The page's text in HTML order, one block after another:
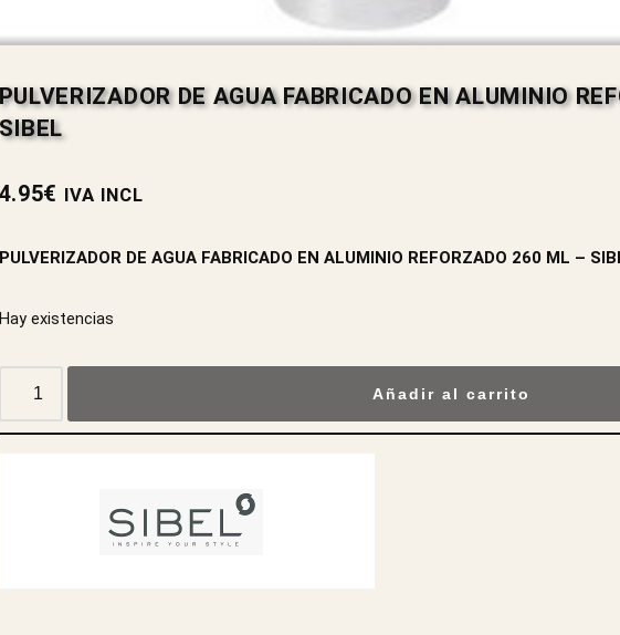
PULVERIZADOR DE AGUA FABRICADO EN ALUMINIO
SIBEL
4.95€ IVA INCL
PULVERIZADOR DE AGUA FABRICADO EN ALUMINIO REFORZADO 260 ML –
Hay existencias
Añadir al carrito